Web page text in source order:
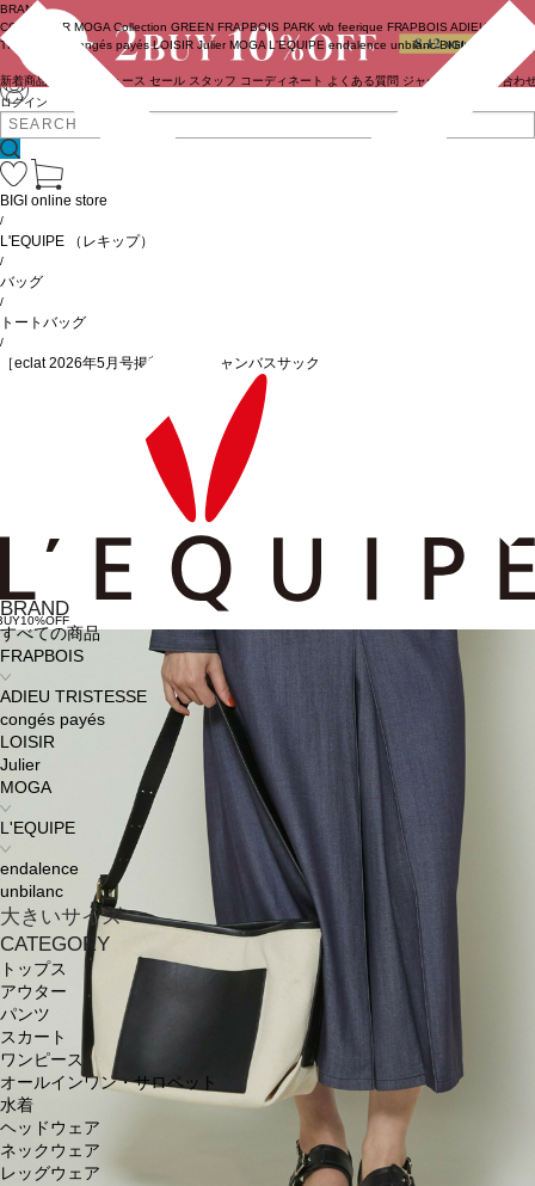
ログイン
BRAND
COUTURIER MOGA Collection GREEN FRAPBOIS PARK wb feerique FRAPBOIS ADIEU
TRISTESSE
congés payés LOISIR Julier MOGA L'EQUIPE endalence unbilanc BIGI online store
新着商品 ニュース セール スタッフ コーディネート よくある質問 ジャーナル お問い合わ
BRAND
すべての商品
FRAPBOIS
ADIEU TRISTESSE
congés payés
LOISIR
Julier
MOGA
L'EQUIPE
endalence
unbilanc
大きいサイズ
CATEGORY
トップス
アウター
パンツ
スカート
ワンピース
オールインワン・サロペット
水着
ヘッドウェア
ネックウェア
レッグウェア
BIGI online store
/
L'EQUIPE （レキップ）
/
バッグ
/
トートバッグ
/
［eclat 2026年5月号掲載商品］キャンバスサック